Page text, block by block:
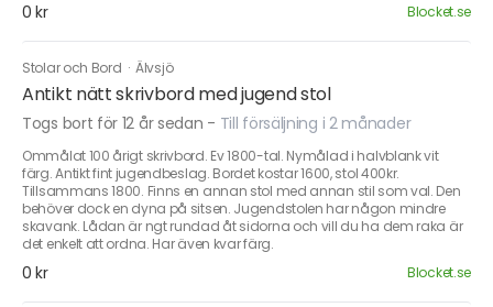
0 kr Blocket.se
Stolar och Bord ·Älvsjö
Antikt nätt skrivbord med jugend stol
Togs bort för 12 år sedan - Till försäljning i 2 månader
Ommålat 100 årigt skrivbord. Ev 1800-tal. Nymålad i halvblank vit
färg. Antikt fint jugendbeslag. Bordet kostar 1600, stol 400kr.
Tillsammans 1800. Finns en annan stol med annan stil som val. Den
behöver dock en dyna på sitsen. Jugendstolen har någon mindre
skavank. Lådan är ngt rundad åt sidorna och vill du ha dem raka är
det enkelt att ordna. Har även kvar färg.
0 kr Blocket.se